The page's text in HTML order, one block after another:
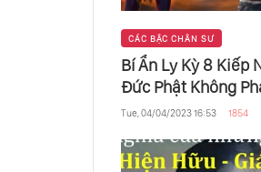
CÁC BẬC CHÂN SƯ
Bí Ẩn Ly Kỳ 8 Kiếp
Đức Phật Không
Đủ Khả Năng Vượt
Tue, 04/04/2023 16:53 1854